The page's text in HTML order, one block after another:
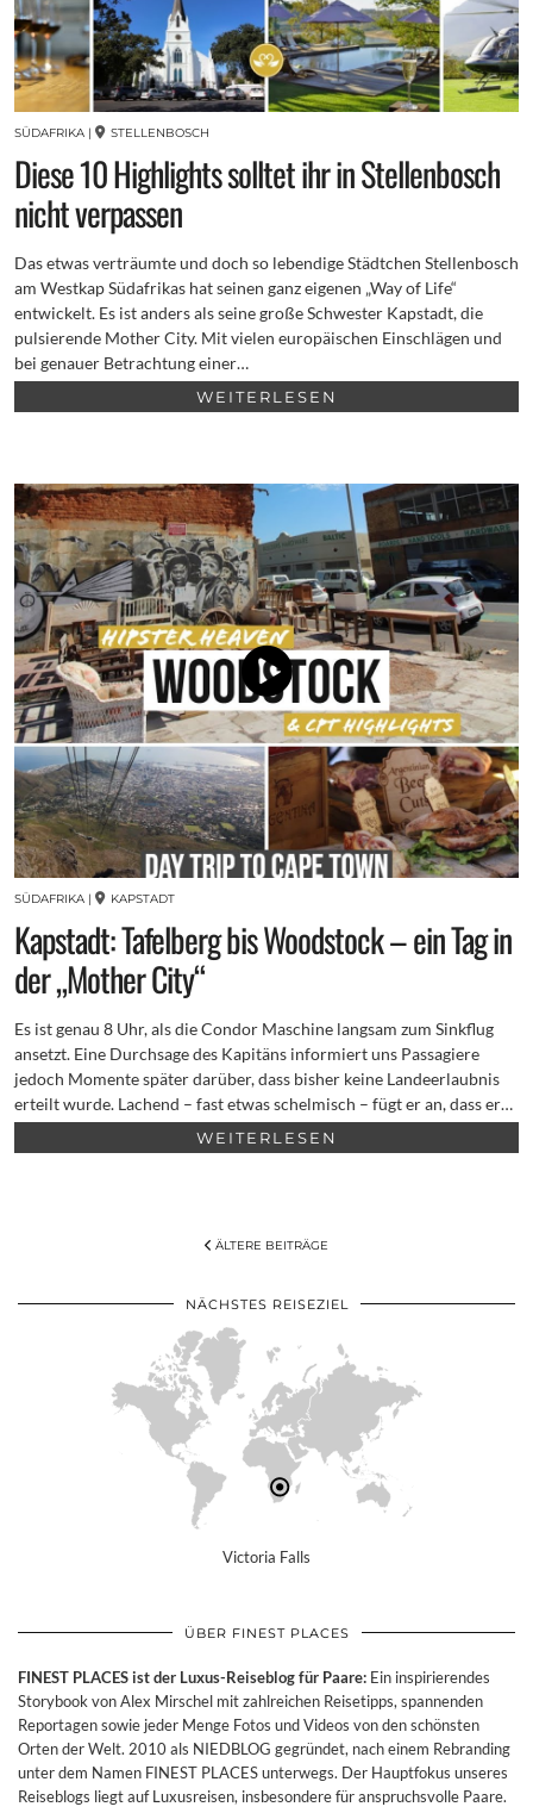
SÜDAFRIKA | STELLENBOSCH
Diese 10 Highlights solltet ihr in Stellenbosch
nicht verpassen
Das etwas verträumte und doch so lebendige Städtchen Stellenbosch
am Westkap Südafrikas hat seinen ganz eigenen „Way of Life“
entwickelt. Es ist anders als seine große Schwester Kapstadt, die
pulsierende Mother City. Mit vielen europäischen Einschlägen und
bei genauer Betrachtung einer…
WEITERLESEN
SÜDAFRIKA | KAPSTADT
Kapstadt: Tafelberg bis Woodstock – ein Tag in
der „Mother City“
Es ist genau 8 Uhr, als die Condor Maschine langsam zum Sinkflug
ansetzt. Eine Durchsage des Kapitäns informiert uns Passagiere
jedoch Momente später darüber, dass bisher keine Landeerlaubnis
erteilt wurde. Lachend – fast etwas schelmisch – fügt er an, dass er…
WEITERLESEN
ÄLTERE BEITRÄGE
NÄCHSTES REISEZIEL
Victoria Falls
ÜBER FINEST PLACES
FINEST PLACES ist der Luxus-Reiseblog für Paare: Ein inspirierendes
Storybook von Alex Mirschel mit zahlreichen Reisetipps, spannenden
Reportagen sowie jeder Menge Fotos und Videos von den schönsten
Orten der Welt. 2010 als NIEDBLOG gegründet, nach einem Rebranding
unter dem Namen FINEST PLACES unterwegs. Der Hauptfokus unseres
Reiseblogs liegt auf Luxusreisen, insbesondere für anspruchsvolle Paare.